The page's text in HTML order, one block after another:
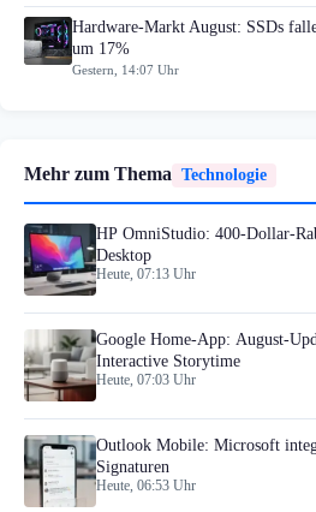
Hardware-Markt August: SSDs
um 17%
Gestern, 14:07 Uhr
Mehr zum Thema Technologie
HP OmniStudio: 400-Dollar-
Desktop
Heute, 07:13 Uhr
Google Home-App: August-
Interactive Storytime
Heute, 07:03 Uhr
Outlook Mobile: Microsoft
Signaturen
Heute, 06:53 Uhr